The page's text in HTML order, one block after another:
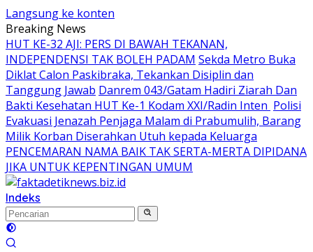
Langsung ke konten
Breaking News
HUT KE-32 AJI: PERS DI BAWAH TEKANAN,
INDEPENDENSI TAK BOLEH PADAM Sekda Metro Buka
Diklat Calon Paskibraka, Tekankan Disiplin dan
Tanggung Jawab Danrem 043/Gatam Hadiri Ziarah Dan
Bakti Kesehatan HUT Ke-1 Kodam XXI/Radin Inten Polisi
Evakuasi Jenazah Penjaga Malam di Prabumulih, Barang
Milik Korban Diserahkan Utuh kepada Keluarga
PENCEMARAN NAMA BAIK TAK SERTA-MERTA DIPIDANA
JIKA UNTUK KEPENTINGAN UMUM
Indeks